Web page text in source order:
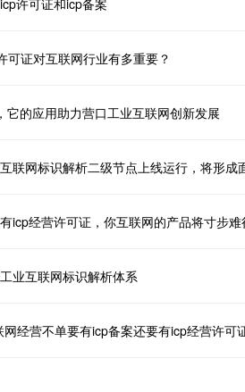
许可证和icp备案
可证对互联网行业有多重要？
它的应用助力营口工业互联网创新发展
icp经营许可证，你互联网的产品将寸步难
业互联网标识解析体系
网经营不单要有icp备案还要有icp经营许可